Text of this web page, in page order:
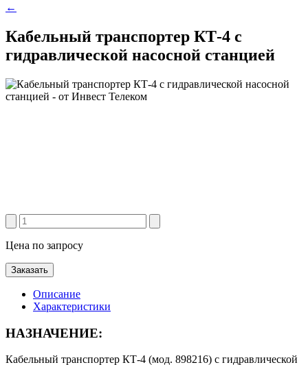
←
Кабельный транспортер КТ-4 с
гидравлической насосной станцией
Цена по запросу
Заказать
Описание
Характеристики
НАЗНАЧЕНИЕ:
Кабельный транспортер КТ-4 (мод. 898216) с гидравлической